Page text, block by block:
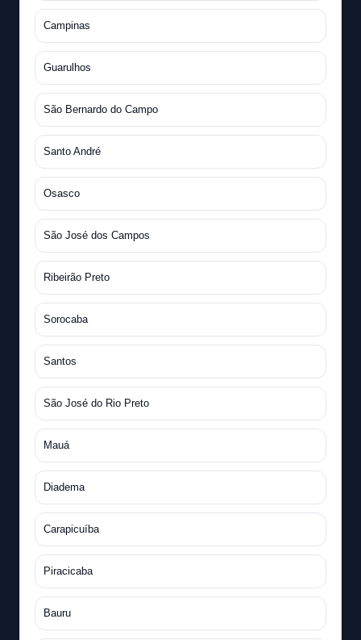
Campinas
Guarulhos
São Bernardo do Campo
Santo André
Osasco
São José dos Campos
Ribeirão Preto
Sorocaba
Santos
São José do Rio Preto
Mauá
Diadema
Carapicuíba
Piracicaba
Bauru